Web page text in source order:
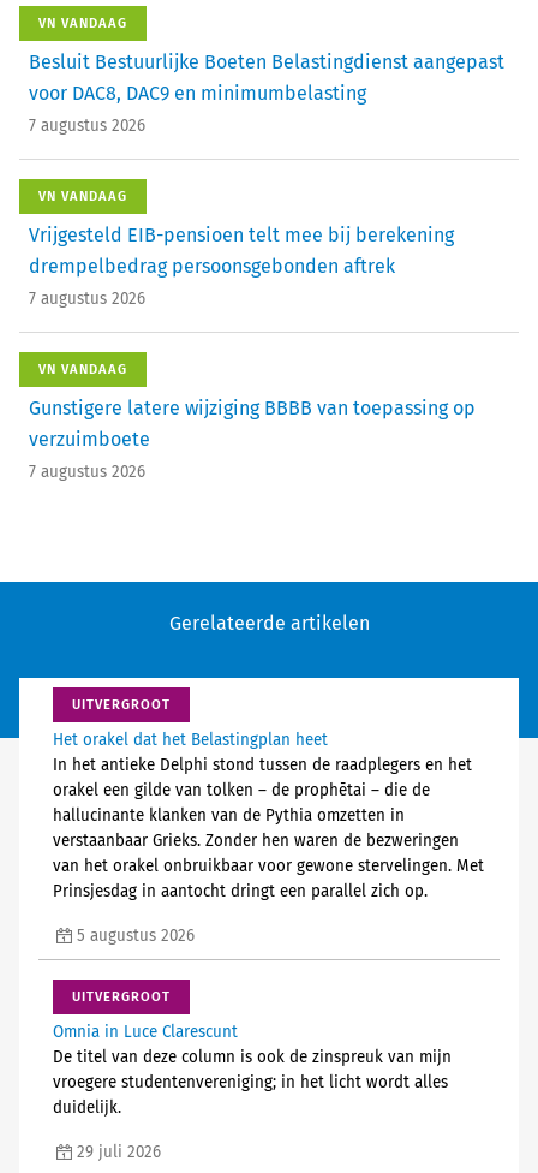
VN VANDAAG
Besluit Bestuurlijke Boeten Belastingdienst aangepast
voor DAC8, DAC9 en minimumbelasting
7 augustus 2026
VN VANDAAG
Vrijgesteld EIB-pensioen telt mee bij berekening
drempelbedrag persoonsgebonden aftrek
7 augustus 2026
VN VANDAAG
Gunstigere latere wijziging BBBB van toepassing op
verzuimboete
7 augustus 2026
Gerelateerde artikelen
UITVERGROOT
Het orakel dat het Belastingplan heet
In het antieke Delphi stond tussen de raadplegers en het
orakel een gilde van tolken – de prophētai – die de
hallucinante klanken van de Pythia omzetten in
verstaanbaar Grieks. Zonder hen waren de bezweringen
van het orakel onbruikbaar voor gewone stervelingen. Met
Prinsjesdag in aantocht dringt een parallel zich op.
5 augustus 2026
UITVERGROOT
Omnia in Luce Clarescunt
De titel van deze column is ook de zinspreuk van mijn
vroegere studentenvereniging; in het licht wordt alles
duidelijk.
29 juli 2026